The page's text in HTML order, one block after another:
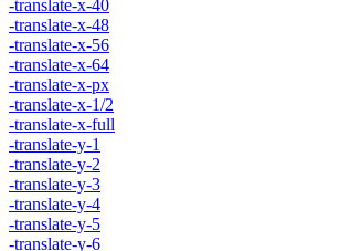
-translate-x-40
-translate-x-48
-translate-x-56
-translate-x-64
-translate-x-px
-translate-x-1/2
-translate-x-full
-translate-y-1
-translate-y-2
-translate-y-3
-translate-y-4
-translate-y-5
-translate-y-6